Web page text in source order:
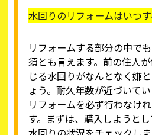
水回りのリフォームはいつす
リフォームする部分の中で
須とも言えます。前の住人
じる水回りがなんとなく嫌
ょう。耐久年数が近づいて
リフォームを必ず行わなけ
す。まずは、購入しようと